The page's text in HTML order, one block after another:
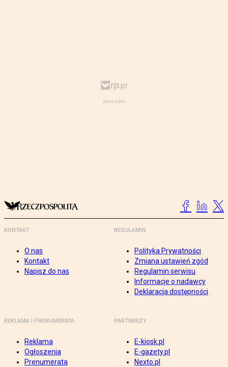
KONTAKT
O nas
Kontakt
Napisz do nas
REGULAMIN
Polityka Prywatności
Zmiana ustawień zgód
Regulamin serwisu
Informacje o nadawcy
Deklaracja dostępności
REKLAMA I PRENUMERATA
Reklama
Ogłoszenia
Prenumerata
PARTNERZY
E-kiosk.pl
E-gazety.pl
Nexto.pl